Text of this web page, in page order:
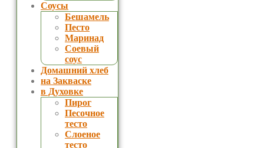
Соусы
Бешамель
Песто
Маринад
Соевый
соус
Домашний хлеб
на Закваске
в Духовке
Пирог
Песочное
тесто
Слоеное
тесто